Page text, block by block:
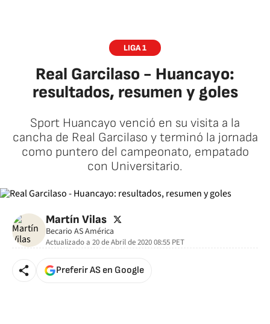
LIGA 1
Real Garcilaso - Huancayo:
resultados, resumen y goles
Sport Huancayo venció en su visita a la
cancha de Real Garcilaso y terminó la jornada
como puntero del campeonato, empatado
con Universitario.
Martín Vilas twitter
Becario AS América
Actualizado a 20 de Abril de 2020 08:55 PET
Preferir AS en Google